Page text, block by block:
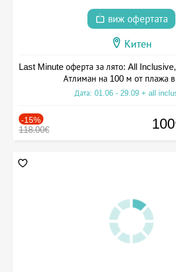
виж офертата
Китен
Last Minute оферта за лято: All
Атлиман на 100 м от плажа
Дата: 01.06 - 29.09 + all
-15%
118.00€ 100